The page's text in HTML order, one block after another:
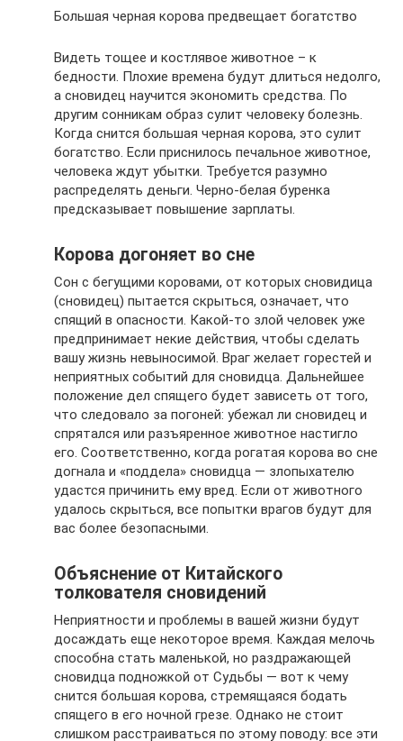
Большая черная корова предвещает богатство
Видеть тощее и костлявое животное – к
бедности. Плохие времена будут длиться недолго,
а сновидец научится экономить средства. По
другим сонникам образ сулит человеку болезнь.
Когда снится большая черная корова, это сулит
богатство. Если приснилось печальное животное,
человека ждут убытки. Требуется разумно
распределять деньги. Черно-белая буренка
предсказывает повышение зарплаты.
Корова догоняет во сне
Сон с бегущими коровами, от которых сновидица
(сновидец) пытается скрыться, означает, что
спящий в опасности. Какой-то злой человек уже
предпринимает некие действия, чтобы сделать
вашу жизнь невыносимой. Враг желает горестей и
неприятных событий для сновидца. Дальнейшее
положение дел спящего будет зависеть от того,
что следовало за погоней: убежал ли сновидец и
спрятался или разъяренное животное настигло
его. Соответственно, когда рогатая корова во сне
догнала и «поддела» сновидца — злопыхателю
удастся причинить ему вред. Если от животного
удалось скрыться, все попытки врагов будут для
вас более безопасными.
Объяснение от Китайского
толкователя сновидений
Неприятности и проблемы в вашей жизни будут
досаждать еще некоторое время. Каждая мелочь
способна стать маленькой, но раздражающей
сновидца подножкой от Судьбы — вот к чему
снится большая корова, стремящаяся бодать
спящего в его ночной грезе. Однако не стоит
слишком расстраиваться по этому поводу: все эти